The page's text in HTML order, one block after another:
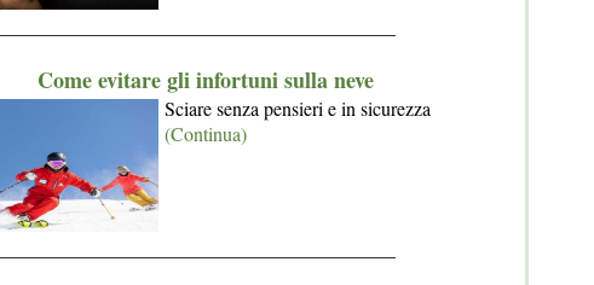
Come evitare gli infortuni sulla neve
Sciare senza pensieri e in sicurezza
(Continua)